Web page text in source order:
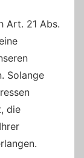
Art. 21 Abs.
Solange
die